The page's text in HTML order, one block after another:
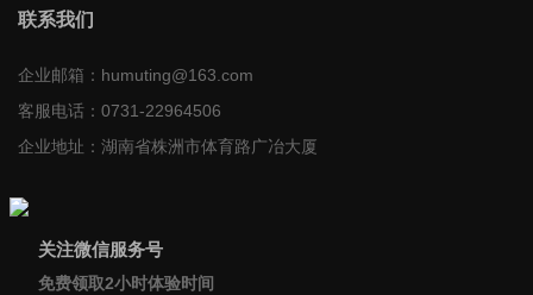
联系我们
企业邮箱： humuting@163.com
客服电话： 0731-22964506
企业地址： 湖南省株洲市体育路广冶大厦
关注微信服务号
免费领取2小时体验时间